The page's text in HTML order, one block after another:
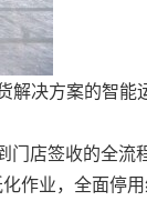
解决方案的智能
店签收的全流
作业，全面停